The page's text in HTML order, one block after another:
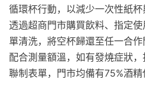
循環杯行動，以減少一次性紙
透過超商門市購買飲料、指定
單清洗，將空杯歸還至任一合
配合測量額溫，如有發燒症狀
聯制表單，門市均備有75%酒精